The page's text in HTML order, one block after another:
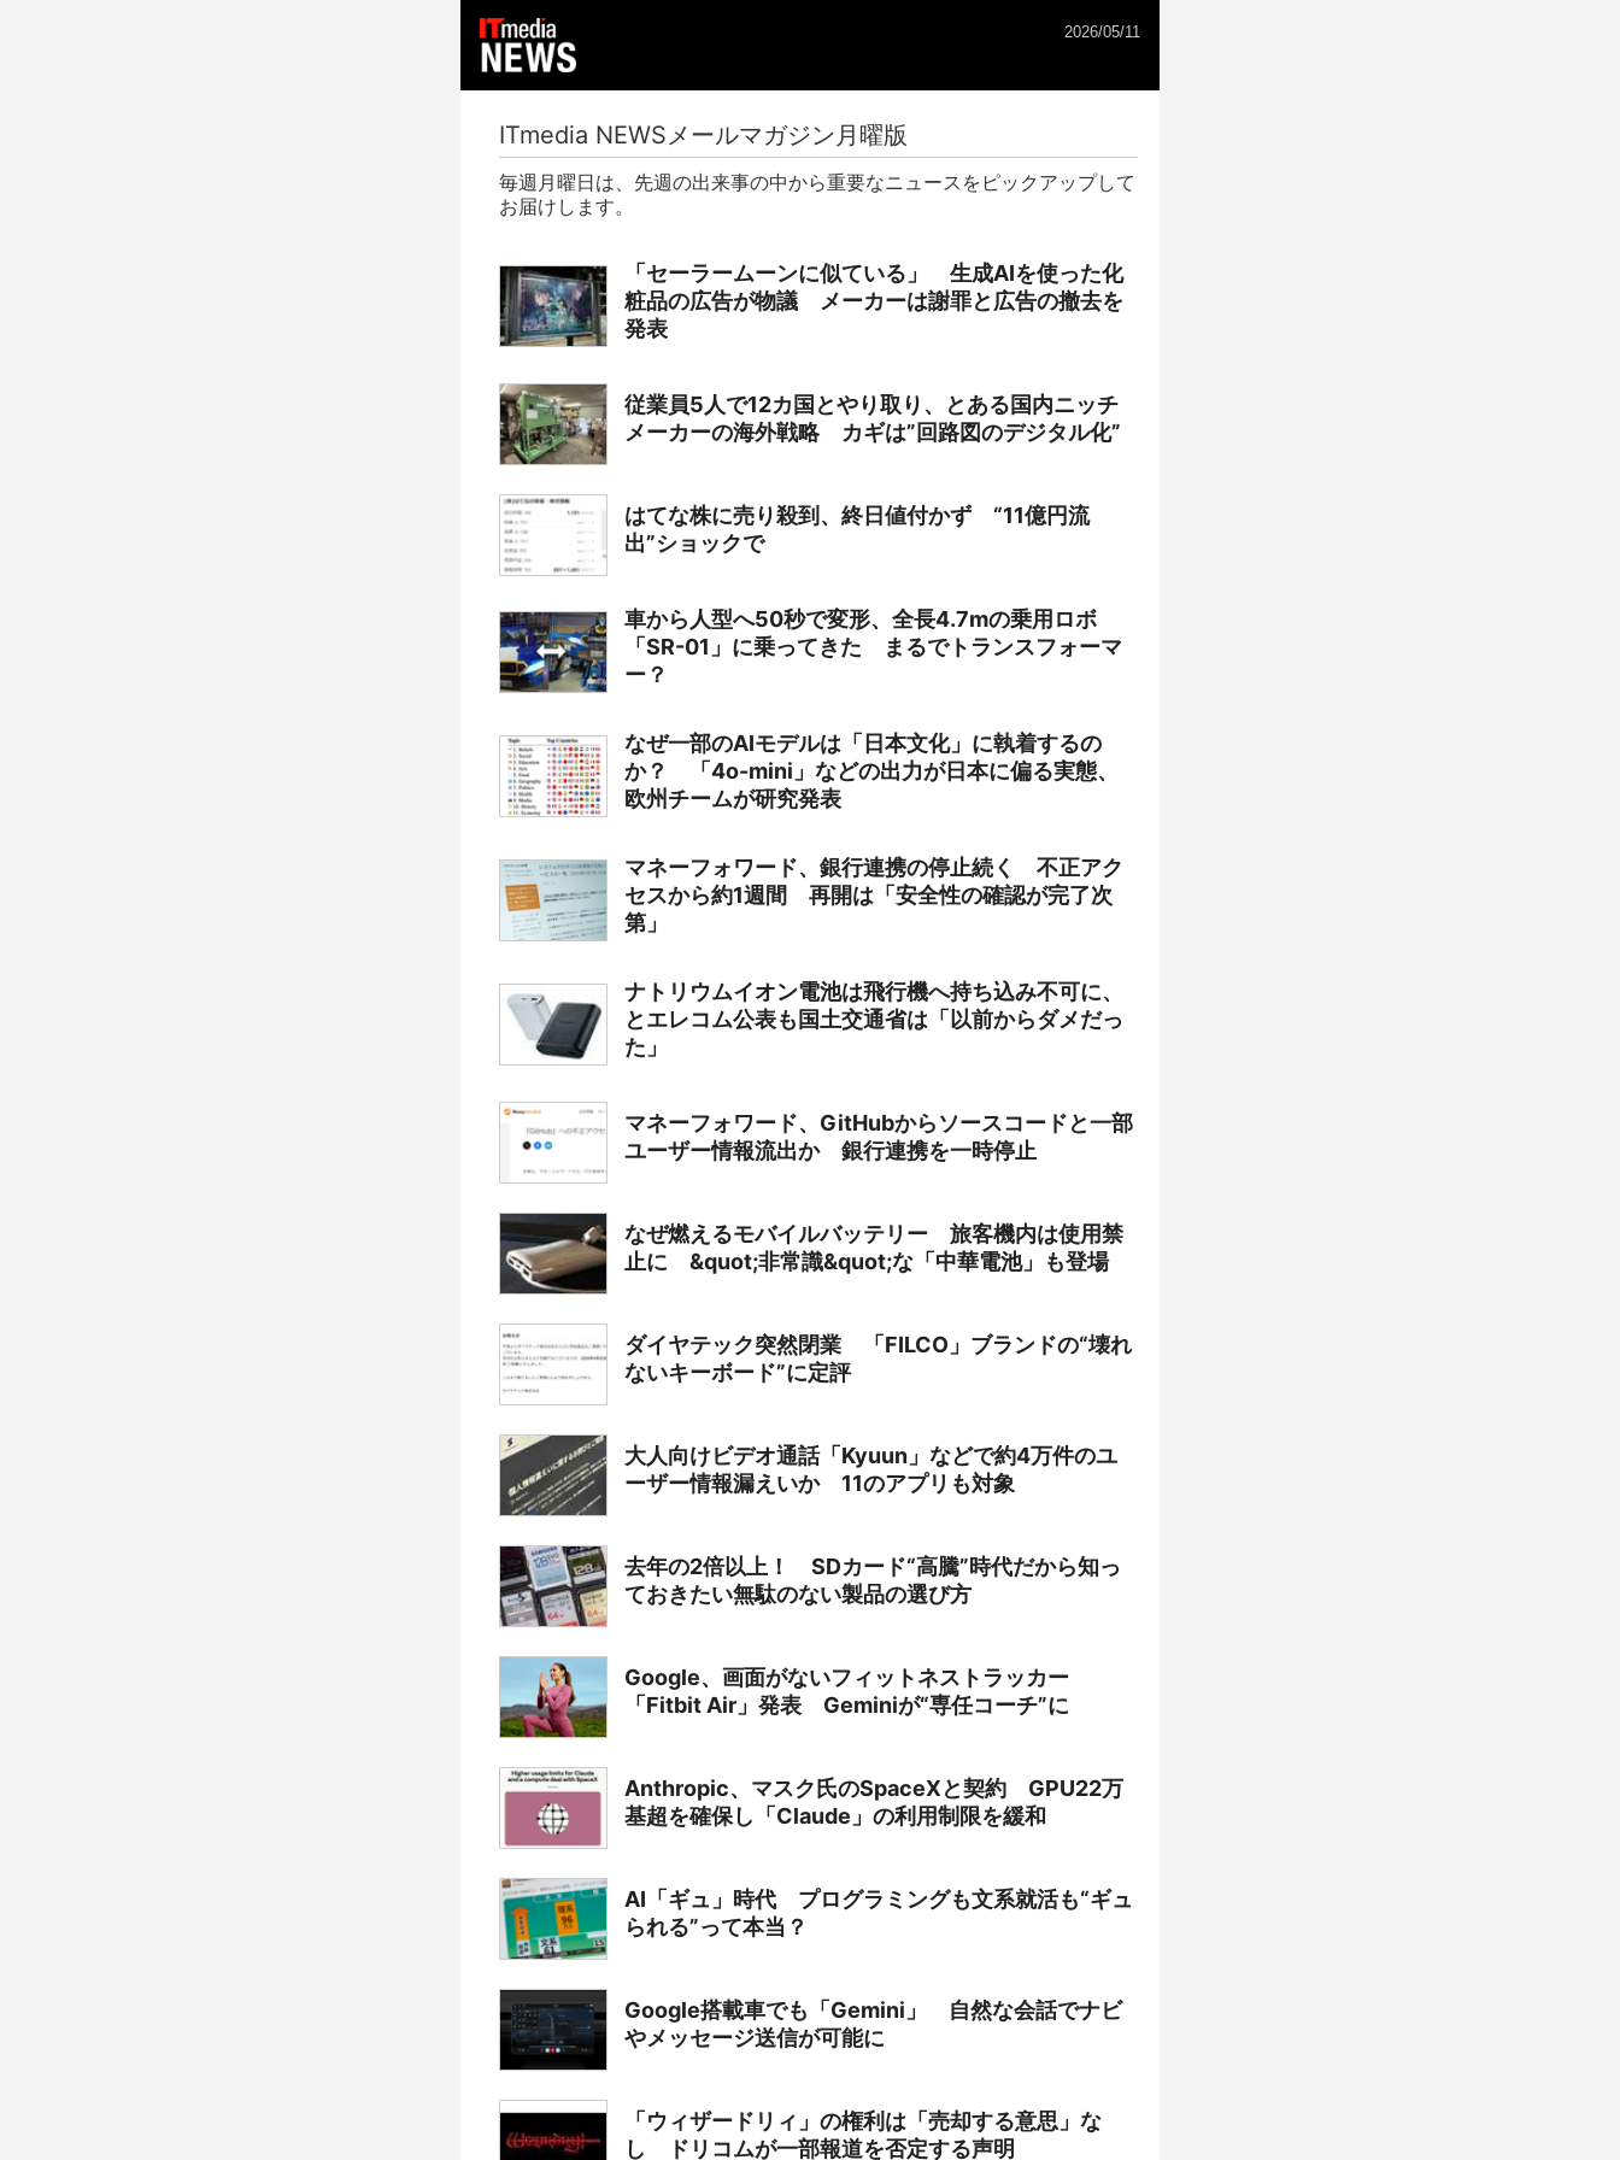
2026/05/11
ITmedia NEWSメールマガジン月曜版
毎週月曜日は、先週の出来事の中から重要なニュースをピックアップして
お届けします。
「セーラームーンに似ている」 生成AIを使った化
粧品の広告が物議 メーカーは謝罪と広告の撤去を
発表
従業員5人で12カ国とやり取り、とある国内ニッチ
メーカーの海外戦略 カギは”回路図のデジタル化”
はてな株に売り殺到、終日値付かず “11億円流
出”ショックで
車から人型へ50秒で変形、全長4.7mの乗用ロボ
「SR-01」に乗ってきた まるでトランスフォーマ
ー？
なぜ一部のAIモデルは「日本文化」に執着するの
か？ 「4o-mini」などの出力が日本に偏る実態、
欧州チームが研究発表
マネーフォワード、銀行連携の停止続く 不正アク
セスから約1週間 再開は「安全性の確認が完了次
第」
ナトリウムイオン電池は飛行機へ持ち込み不可に、
とエレコム公表も国土交通省は「以前からダメだっ
た」
マネーフォワード、GitHubからソースコードと一部
ユーザー情報流出か 銀行連携を一時停止
なぜ燃えるモバイルバッテリー 旅客機内は使用禁
止に &quot;非常識&quot;な「中華電池」も登場
ダイヤテック突然閉業 「FILCO」ブランドの“壊れ
ないキーボード”に定評
大人向けビデオ通話「Kyuun」などで約4万件のユ
ーザー情報漏えいか 11のアプリも対象
去年の2倍以上！ SDカード“高騰”時代だから知っ
ておきたい無駄のない製品の選び方
Google、画面がないフィットネストラッカー
「Fitbit Air」発表 Geminiが“専任コーチ”に
Anthropic、マスク氏のSpaceXと契約 GPU22万
基超を確保し「Claude」の利用制限を緩和
AI「ギュ」時代 プログラミングも文系就活も“ギュ
られる”って本当？
Google搭載車でも「Gemini」 自然な会話でナビ
やメッセージ送信が可能に
「ウィザードリィ」の権利は「売却する意思」な
し ドリコムが一部報道を否定する声明